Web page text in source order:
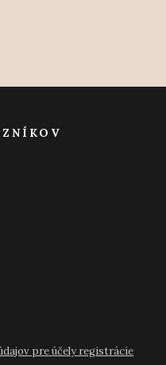
pre účely registrácie